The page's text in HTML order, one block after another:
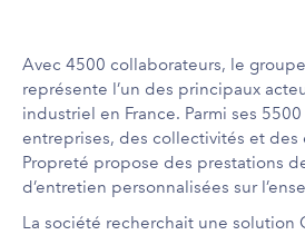
Avec 4500 collaborateurs, le
représente l’un des principaux
industriel en France. Parmi ses
entreprises, des collectivités et des
Propreté propose des prestations
d’entretien personnalisées sur
La société recherchait une solution